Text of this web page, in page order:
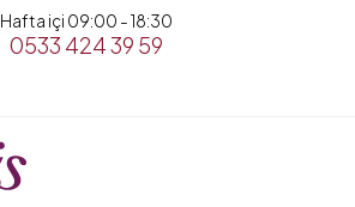
Hafta içi 09:00 - 18:30
0533 424 39 59